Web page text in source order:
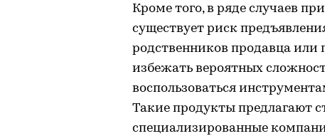
Кроме того, в ряде случаев
существует риск
родственников продавца
избежать вероятных
воспользоваться
Такие продукты предлагают
специализированные